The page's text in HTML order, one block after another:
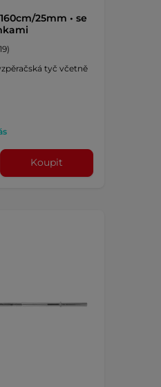
25mm • se
tyč včetně
Koupit